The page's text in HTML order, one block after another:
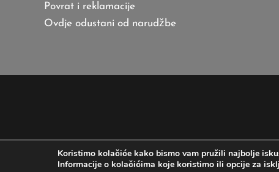
Povrat i reklamacije
Ovdje odustani od narudžbe
Koristimo kolačiće kako bismo vam pružili najbolje
Informacije o kolačićima koje koristimo ili opcije za